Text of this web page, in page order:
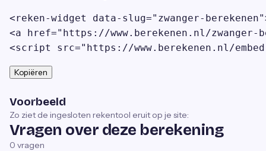
<reken-widget data-slug="zwanger-
<a href="https://www.berekenen.nl/zwanger-
<script src="https://www.berekenen.nl/
Kopiëren
Voorbeeld
Zo ziet de ingesloten rekentool eruit op je site:
Vragen over deze berekening
0 vragen